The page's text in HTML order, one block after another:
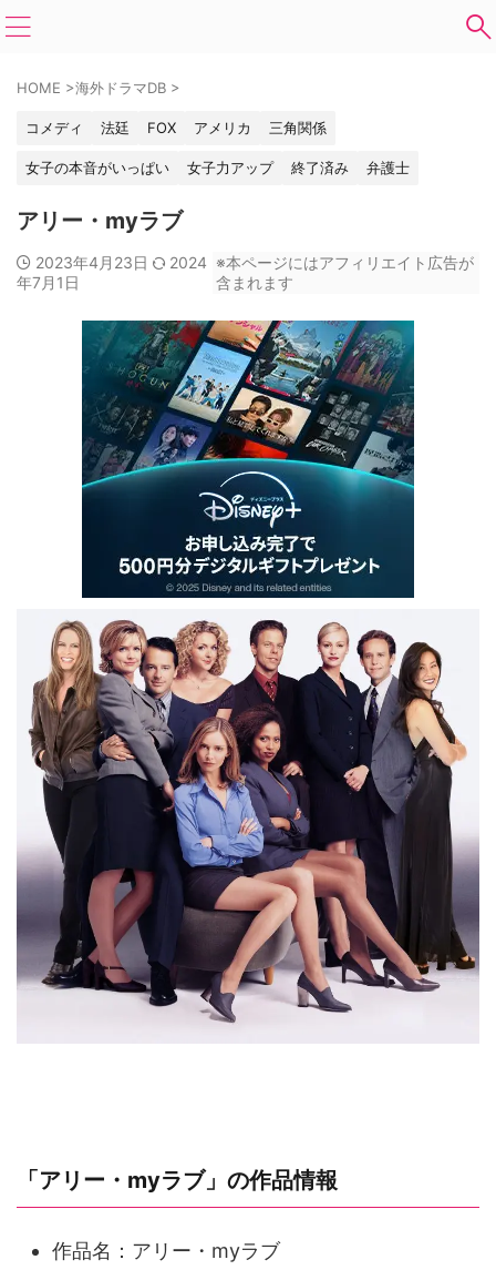
HOME >海外ドラマDB >
コメディ 法廷 FOX アメリカ 三角関係
女子の本音がいっぱい 女子力アップ 終了済み 弁護士
アリー・myラブ
2023年4月23日
2024
年7月1日
※本ページにはアフィリエイト広告が
含まれます
「アリー・myラブ」の作品情報
作品名：アリー・myラブ